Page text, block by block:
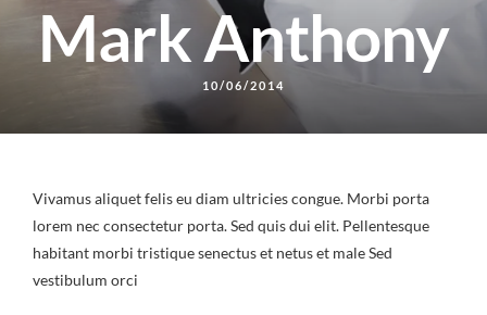
Mark Anthony
10/06/2014
Vivamus aliquet felis eu diam ultricies congue. Morbi porta
lorem nec consectetur porta. Sed quis dui elit. Pellentesque
habitant morbi tristique senectus et netus et male Sed
vestibulum orci